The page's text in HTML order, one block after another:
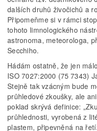
dalších druhů živočichů a
Připomeňme si v rámci
tohoto limnologického
astronoma, meteorologa,
Secchiho.
Hádám ostatně, že jen
ISO 7027:2000 (75 7343)
Stejně tak vzácným bude
průhledové zkoušky, ale
poklad skrývá definice:
průhlednosti, vyrobená z
plastem, připevněná na